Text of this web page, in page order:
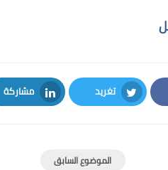
تغريد
Twitter
مشاركة
LinkedIn
الموضوع السابق